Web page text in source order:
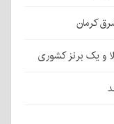
کرمان
و یک برنز کشوری